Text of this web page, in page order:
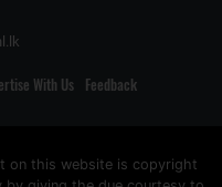
With Us Feedback
on this website is copyright